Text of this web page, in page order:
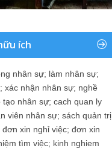
ích
nhân sự; làm nhân sự;
; xác nhận nhân sự; nghề
tạo nhân sự; cach quan ly
viên nhân sự; sách quản trị
đơn xin nghỉ việc; đơn xin
tìm việc; kinh nghiem